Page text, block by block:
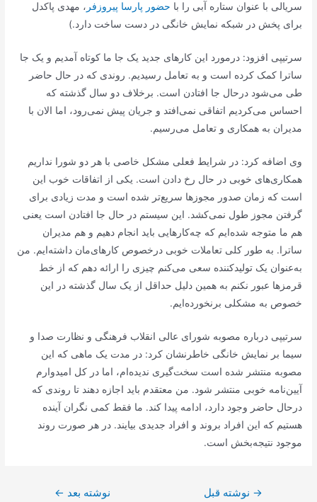
سریالی با عنوان ستاره آبی را با حضور پارسا پیروزفر ، مهدی پاکدل
برای پخش در شبکه نمایش خانگی در دست ساخت دارد.)
سرتیپی افزود: درمورد این کار‌های جدید یک جا ما کوتاه آمدیم و یک جا
ساترا کمک کرده است و به تعامل رسیدیم. روندی که در حال حاضر
طی می‌شود درحال جا افتادن است. برخلاف دو سال گذشته که
احساس می‌کردیم اتفاقی نمی‌افتد و جریان پیش نمی‌رود، اما الان با
مدیران به همکاری و تعامل می‌رسیم.
وی اضافه کرد: در شرایط فعلی مشکل خاصی با هر دو شورا نداریم
همکاری‌های خوبی در حال رخ دادن است. یکی از اتفاقات خوب این
است که زمان صدور مجوز‌ها سریع‌تر شده است و مدت زیادی برای
گرفتن مجوز طول نمی‌کشد. این سیستم در حال جا افتادن است یعنی
هم ما متوجه شده‌ایم که چه‌کار‌هایی باید انجام دهیم و هم مدیران
ساترا. به طور کلی تعاملات خوبی درخصوص کارهای‌مان داشته‌ایم. من
به‌عنوان یک تولیدکننده سعی می‌کنم چیزی را ارائه دهم که از خط
قرمز‌ها عبور نکنم به همین دلیل حداقل از یک سال گذشته در این
خصوص به مشکلی برنخورده‌ایم.
سرتیپی درباره مصوبه شورای عالی انقلاب فرهنگی و نظارت صدا و
سیما بر نمایش خانگی خاطرنشان کرد: در مدت یک ماهی که این
مصوبه منتشر شده است سخت‌گیری ندیده‌ام، اما در کل امیدوارم
آیین‌نامه خوبی منتشر شود. من معتقدم باید اجازه دهند تا روندی که
درحال حاضر وجود دارد، ادامه پیدا کند. ما فقط کمی نگران آینده
هستیم که این افراد بروند و افراد جدیدی بیایند. در هر صورت روند
موجود نتیجه‌بخش است.
راهبری→ نوشته قبل نوشته بعد ←